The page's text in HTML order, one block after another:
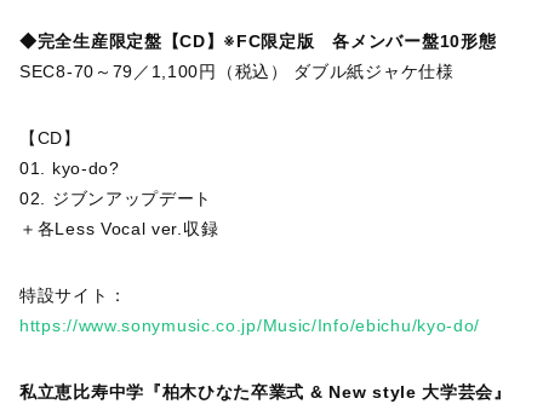
◆完全生産限定盤【CD】※FC限定版 各メンバー盤10形態
SEC8-70～79／1,100円（税込） ダブル紙ジャケ仕様
【CD】
01. kyo-do?
02. ジブンアップデート
＋各Less Vocal ver.収録
特設サイト：
https://www.sonymusic.co.jp/Music/Info/ebichu/kyo-do/
私立恵比寿中学『柏木ひなた卒業式 & New style 大学芸会』